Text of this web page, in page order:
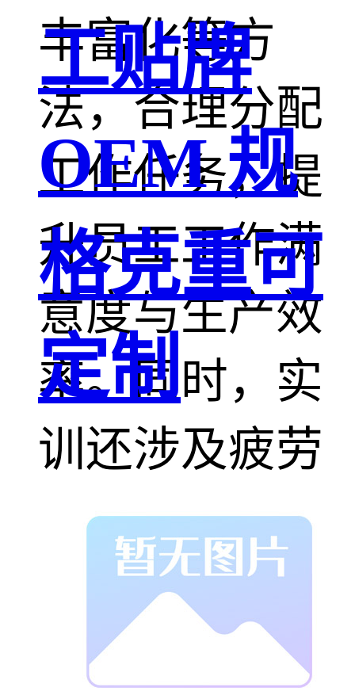
丰富化等方
法，合理分配
工作任务，提
升员工工作满
意度与生产效
率。同时，实
训还涉及疲劳
研究与预防，
帮助学员掌握
改善员工工作
工贴牌
OEM 规
格克重可
定制